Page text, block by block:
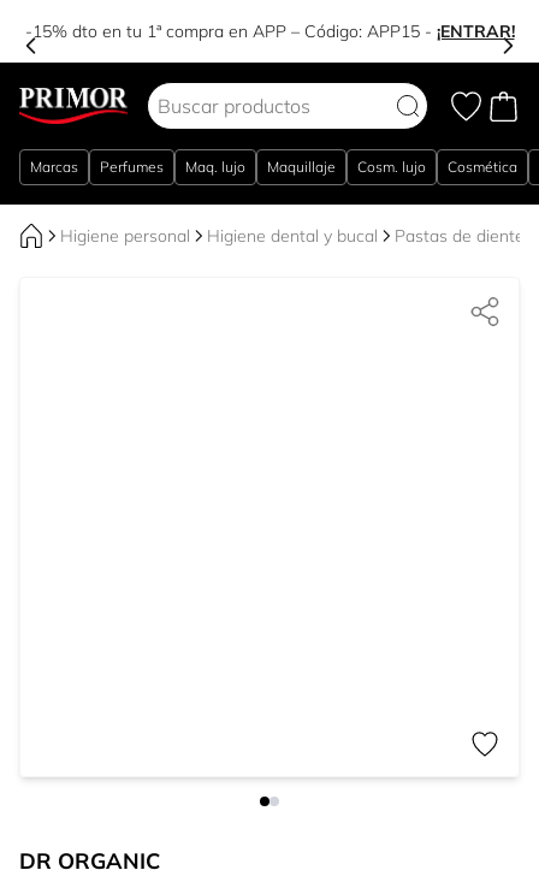
-15% dto en tu 1ª compra en APP – Código: APP15- ¡ENTRAR!
Marcas Perfumes Maq. lujo Maquillaje Cosm. lujo Cosmética
Higiene personal Higiene dental y bucal Pastas de
DR ORGANIC